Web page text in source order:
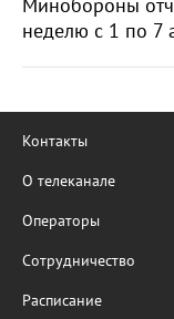
Минобороны
неделю с 1 по 7
Контакты
О телеканале
Операторы
Сотрудничество
Расписание